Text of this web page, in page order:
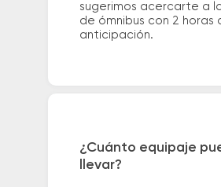
sugerimos acercarte a
de ómnibus con 2 horas
anticipación.
¿Cuánto equipaje
llevar?